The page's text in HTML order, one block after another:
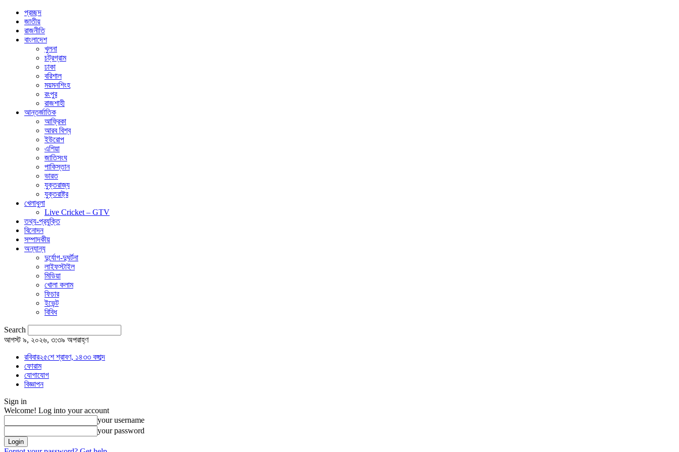
প্রচ্ছদ
জাতীয়
রাজনীতি
বাংলাদেশ
খুলনা
চট্রগ্রাম
ঢাকা
বরিশাল
ময়মনশিংহ
রংপুর
রাজশাহী
আন্তর্জাতিক
আফ্রিকা
আরব বিশ্ব
ইউরোপ
এশিয়া
জাতিসংঘ
পাকিস্তান
ভারত
যুক্তরাজ্য
যুক্তরাষ্ট্র
খেলাধুলা
Live Cricket – GTV
তথ্য-প্রযুক্তি
বিনোদন
সম্পাদকীয়
অন্যান্য
দুর্যোগ-দুঘর্টনা
লাইফস্টাইল
মিডিয়া
খোলা কলাম
ফিচার
ইভেন্ট
বিবিধ
Search
আগস্ট ৯, ২০২৬, ৩:৩৯ অপরাহ্ণ
রবিবার২৫শে শ্রাবণ, ১৪৩৩ বঙ্গাব্দ
ফোরাম
যোগাযোগ
বিজ্ঞাপন
Sign in
Welcome! Log into your account
your username
your password